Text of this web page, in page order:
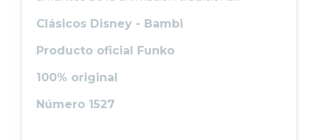
FUNKO POP EL SEÑOR DE LOS ANILLOS
FUNKO POP HARRY POTTER
FUNKO POP MÚSICA
FUNKO POP ONE PIECE
Clásicos Disney - Bambi
Producto oficial Funko
100% original
Número 1527